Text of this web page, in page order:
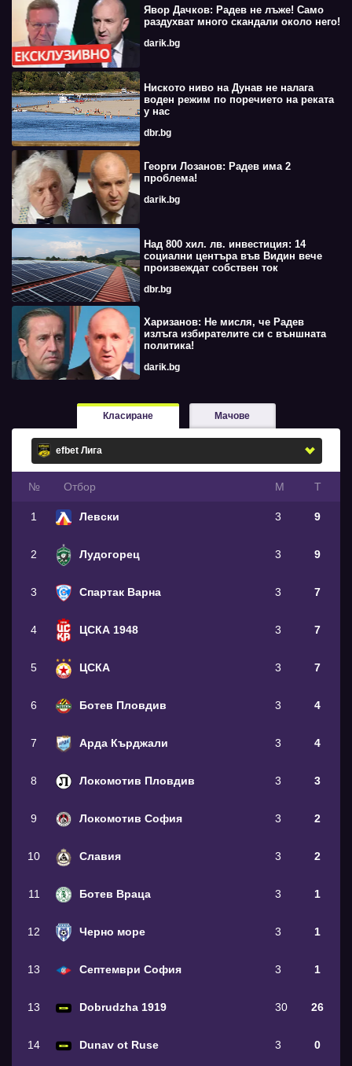
Явор Дачков: Радев не лъже! Само
раздухват много скандали около него!
darik.bg
Ниското ниво на Дунав не налага
воден режим по поречието на реката
у нас
dbr.bg
Георги Лозанов: Радев има 2
проблема!
darik.bg
Над 800 хил. лв. инвестиция: 14
социални центъра във Видин вече
произвеждат собствен ток
dbr.bg
Харизанов: Не мисля, че Радев
излъга избирателите си с външната
политика!
darik.bg
Класиране Мачове
№ Oтбор М Т
1 Левски 3 9
2 Лудогорец 3 9
3 Спартак Варна 3 7
4 ЦСКА 1948 3 7
5 ЦСКА 3 7
6 Ботев Пловдив 3 4
7 Арда Кърджали 3 4
8 Локомотив Пловдив 3 3
9 Локомотив София 3 2
10 Славия 3 2
11 Ботев Враца 3 1
12 Черно море 3 1
13 Септември София 3 1
13 Dobrudzha 1919 30 26
14 Dunav ot Ruse 3 0